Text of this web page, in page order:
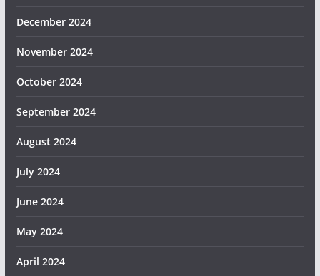
December 2024
November 2024
October 2024
September 2024
August 2024
July 2024
June 2024
May 2024
April 2024